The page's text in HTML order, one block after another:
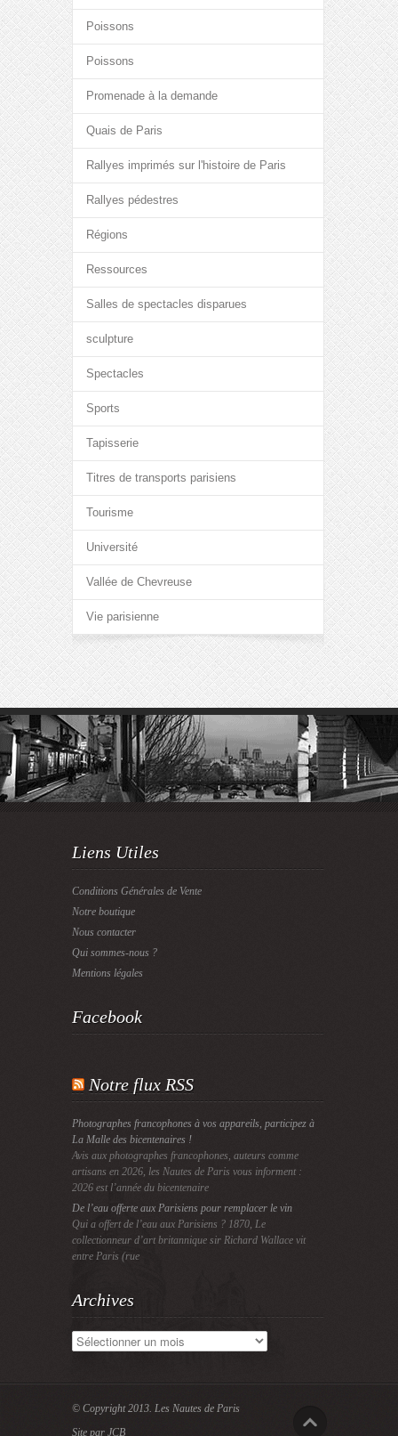
Poissons
Poissons
Promenade à la demande
Quais de Paris
Rallyes imprimés sur l'histoire de Paris
Rallyes pédestres
Régions
Ressources
Salles de spectacles disparues
sculpture
Spectacles
Sports
Tapisserie
Titres de transports parisiens
Tourisme
Université
Vallée de Chevreuse
Vie parisienne
Liens Utiles
Conditions Générales de Vente
Notre boutique
Nous contacter
Qui sommes-nous ?
Mentions légales
Facebook
Notre flux RSS
Photographes francophones à vos appareils, participez à
La Malle des bicentenaires !
Avis aux photographes francophones, auteurs comme
artisans en 2026, les Nautes de Paris vous informent :
2026 est l’année du bicentenaire
De l’eau offerte aux Parisiens pour remplacer le vin
Qui a offert de l’eau aux Parisiens ? 1870, Le
collectionneur d’art britannique sir Richard Wallace vit
entre Paris (rue
Archives
Archives
© Copyright 2013. Les Nautes de Paris
Site par JCB